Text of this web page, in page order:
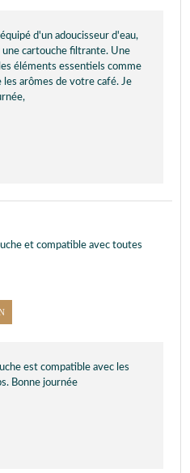
d'un adoucisseur d'eau,
cartouche filtrante. Une
éléments essentiels comme
les arômes de votre café. Je
et compatible avec toutes
est compatible avec les
Bonne journée